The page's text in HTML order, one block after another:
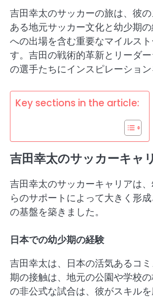
吉田幸太のサッカーの旅は、彼
ある地元サッカー文化と幼少期
への出場を含む重要なマイルス
す。吉田の戦術的革新とリーダ
の選手たちにインスピレーショ
Key sections in the article:
吉田幸太のサッカーキャ
吉田幸太のサッカーキャリアは
らのサポートによって大きく形
の基盤を築きました。
日本での幼少期の経験
吉田幸太は、日本の活気あるコ
期の接触は、地元の公園や学校
の非公式な試合は、彼がスキル